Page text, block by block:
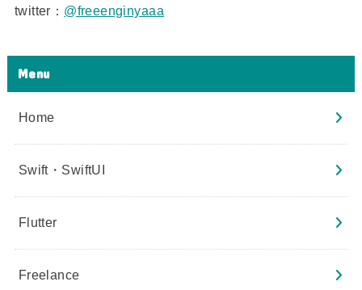
twitter： @freeenginyaaa
Menu
Home
Swift・SwiftUI
Flutter
Freelance